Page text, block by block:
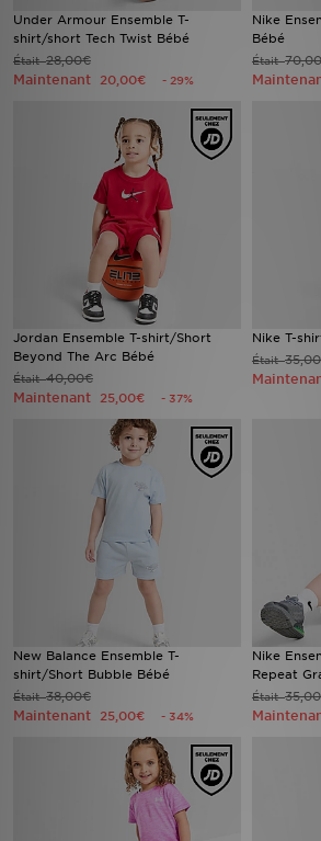
Under Armour Ensemble T-
shirt/short Tech Twist Bébé
Était28,00€
Maintenant 20,00€ - 29%
Nike
Bébé
Était
Jordan Ensemble T-shirt/Short
Beyond The Arc Bébé
Était40,00€
Maintenant 25,00€ - 37%
Nike T-
Était
New Balance Ensemble T-
shirt/Short Bubble Bébé
Était38,00€
Maintenant 25,00€ - 34%
Nike
Repeat
Était